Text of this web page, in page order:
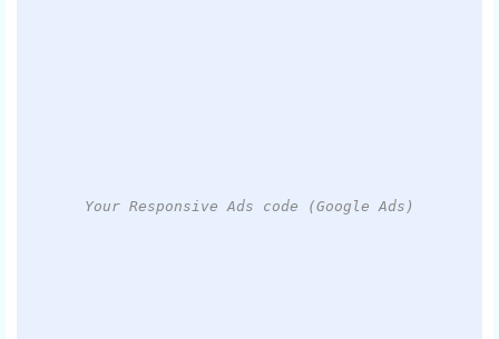
Your Responsive Ads code (Google Ads)